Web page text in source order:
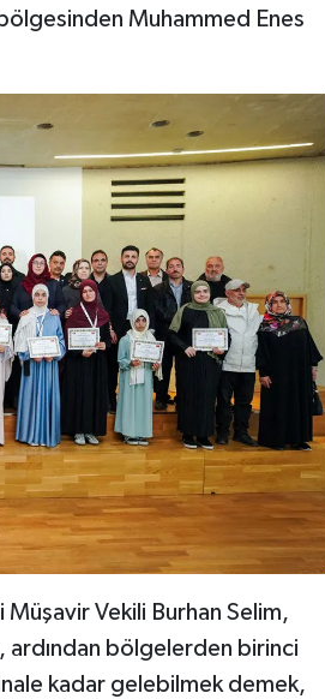
Muhammed Enes
Müşavir Vekili Burhan Selim,
bölgelerden birinci
kadar gelebilmek demek,